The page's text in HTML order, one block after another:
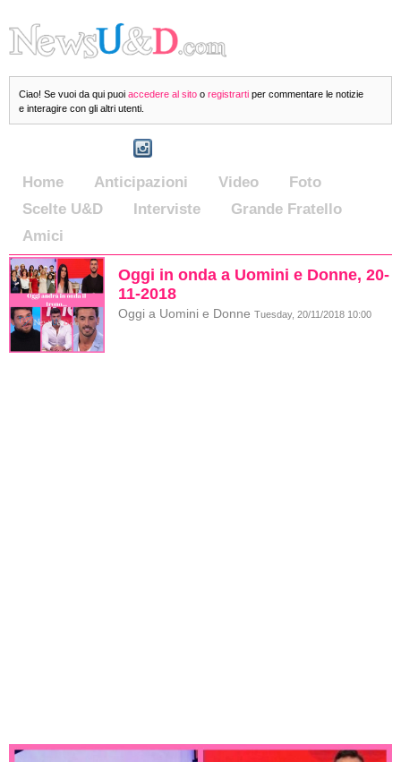
Ciao! Se vuoi da qui puoi accedere al sito o registrarti per commentare le notizie
e interagire con gli altri utenti.
Home Anticipazioni Video
Foto
Scelte U&D
Interviste
Grande Fratello
Amici
Oggi in onda a Uomini e Donne, 20-
11-2018
Oggi a Uomini e Donne Tuesday, 20/11/2018 10:00